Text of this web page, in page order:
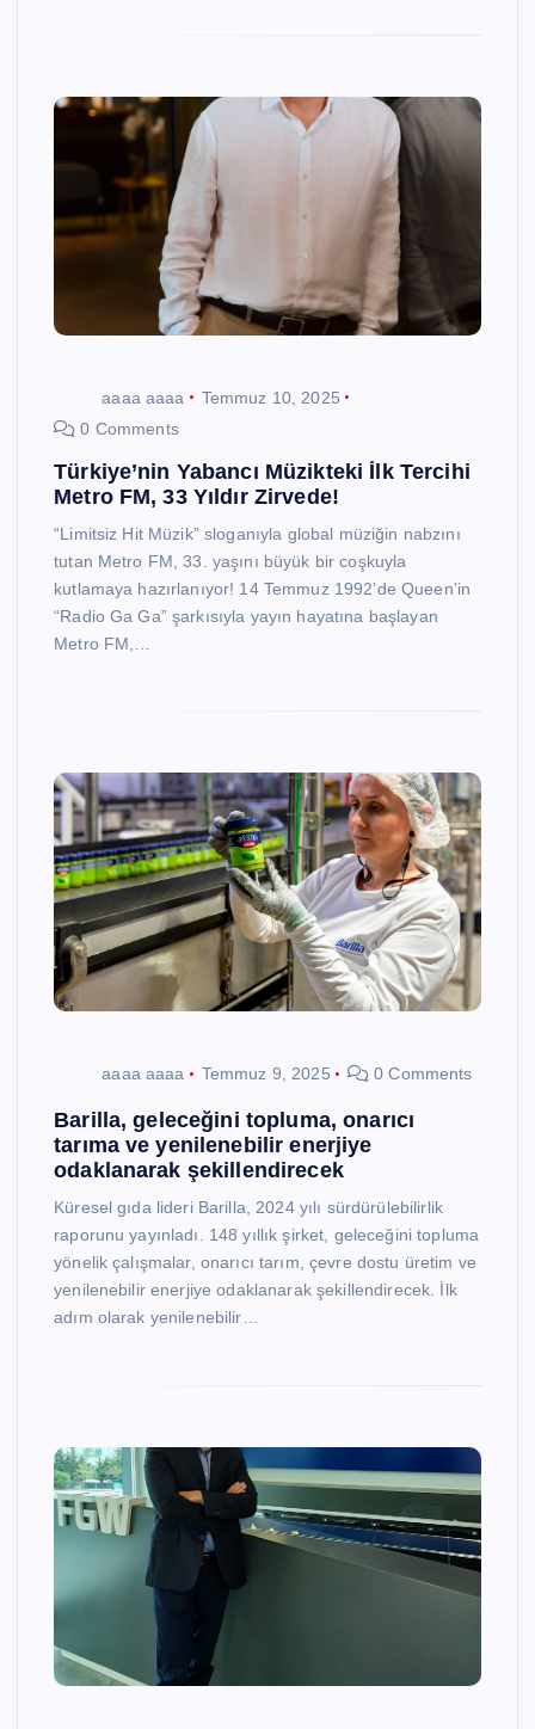
aaaa aaaa
Temmuz 10, 2025
0 Comments
Türkiye’nin Yabancı Müzikteki İlk Tercihi
Metro FM, 33 Yıldır Zirvede!
“Limitsiz Hit Müzik” sloganıyla global müziğin nabzını
tutan Metro FM, 33. yaşını büyük bir coşkuyla
kutlamaya hazırlanıyor! 14 Temmuz 1992’de Queen’in
“Radio Ga Ga” şarkısıyla yayın hayatına başlayan
Metro FM,…
aaaa aaaa Temmuz 9, 2025 0 Comments
Barilla, geleceğini topluma, onarıcı
tarıma ve yenilenebilir enerjiye
odaklanarak şekillendirecek
Küresel gıda lideri Barilla, 2024 yılı sürdürülebilirlik
raporunu yayınladı. 148 yıllık şirket, geleceğini topluma
yönelik çalışmalar, onarıcı tarım, çevre dostu üretim ve
yenilenebilir enerjiye odaklanarak şekillendirecek. İlk
adım olarak yenilenebilir…